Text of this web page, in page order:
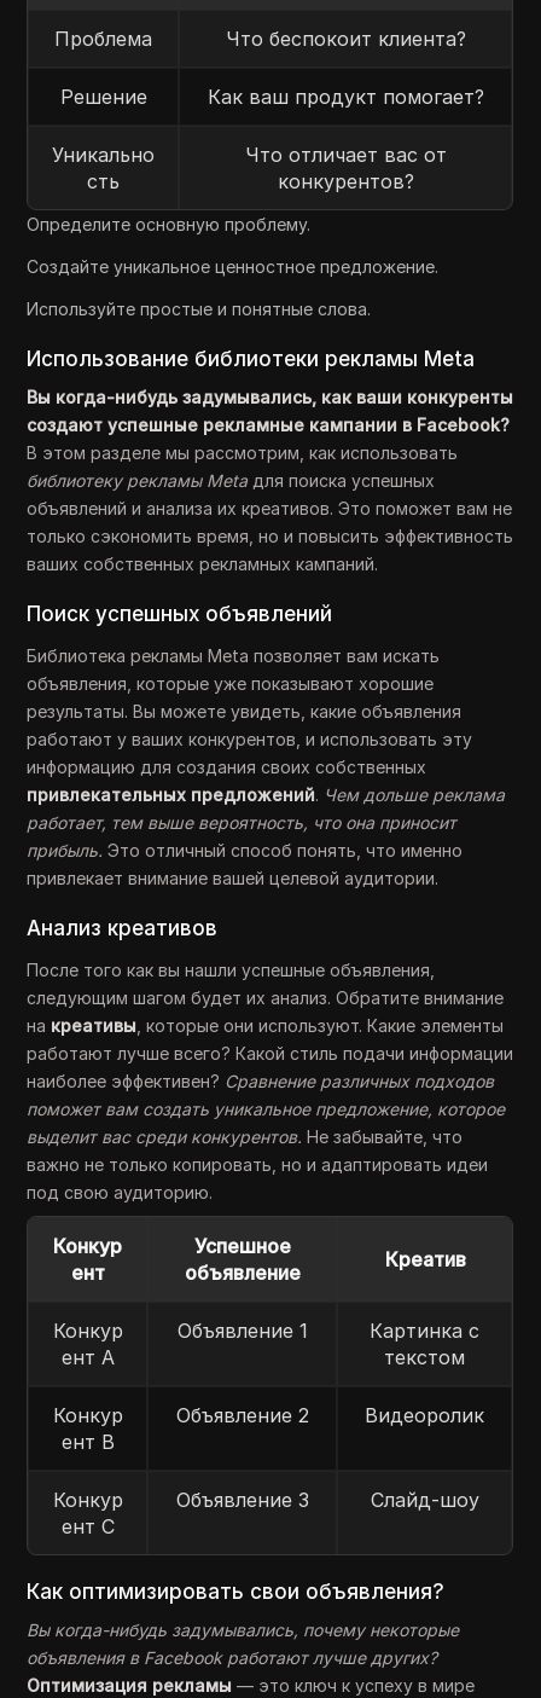
Проблема Что беспокоит клиента?
Решение Как ваш продукт помогает?
Уникально
сть
Что отличает вас от
конкурентов?
Определите основную проблему.
Создайте уникальное ценностное предложение.
Используйте простые и понятные слова.
Использование библиотеки рекламы Meta
Вы когда-нибудь задумывались, как ваши конкуренты
создают успешные рекламные кампании в Facebook?
В этом разделе мы рассмотрим, как использовать
библиотеку рекламы Meta для поиска успешных
объявлений и анализа их креативов. Это поможет вам не
только сэкономить время, но и повысить эффективность
ваших собственных рекламных кампаний.
Поиск успешных объявлений
Библиотека рекламы Meta позволяет вам искать
объявления, которые уже показывают хорошие
результаты. Вы можете увидеть, какие объявления
работают у ваших конкурентов, и использовать эту
информацию для создания своих собственных
привлекательных предложений. Чем дольше реклама
работает, тем выше вероятность, что она приносит
прибыль. Это отличный способ понять, что именно
привлекает внимание вашей целевой аудитории.
Анализ креативов
После того как вы нашли успешные объявления,
следующим шагом будет их анализ. Обратите внимание
на креативы , которые они используют. Какие элементы
работают лучше всего? Какой стиль подачи информации
наиболее эффективен? Сравнение различных подходов
поможет вам создать уникальное предложение, которое
выделит вас среди конкурентов. Не забывайте, что
важно не только копировать, но и адаптировать идеи
под свою аудиторию.
Конкур
ент
Успешное
объявление
Креатив
Конкур
ент A
Объявление 1
Картинка с
текстом
Конкур
ент B
Объявление 2 Видеоролик
Конкур
ент C
Объявление 3 Слайд-шоу
Как оптимизировать свои объявления?
Вы когда-нибудь задумывались, почему некоторые
объявления в Facebook работают лучше других?
Оптимизация рекламы — это ключ к успеху в мире